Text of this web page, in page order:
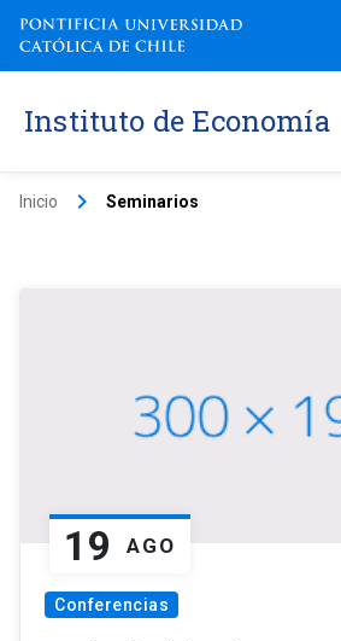
Instituto de Economía
Inicio keyboard_arrow_right Seminarios
19 AGO
Conferencias